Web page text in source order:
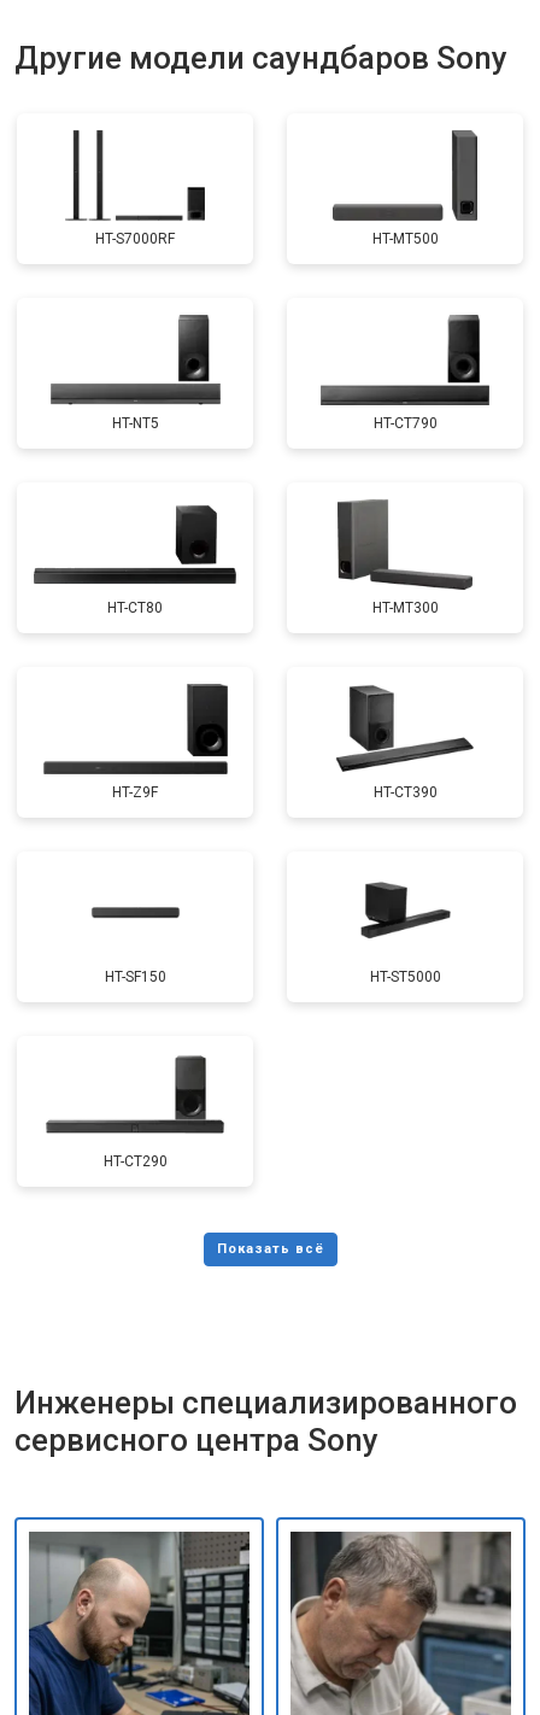
Другие модели саундбаров Sony
HT-S7000RF HT-MT500
HT-NT5 HT-CT790
HT-CT80 HT-MT300
HT-Z9F HT-CT390
HT-SF150 HT-ST5000
HT-CT290
Инженеры специализированного
сервисного центра Sony